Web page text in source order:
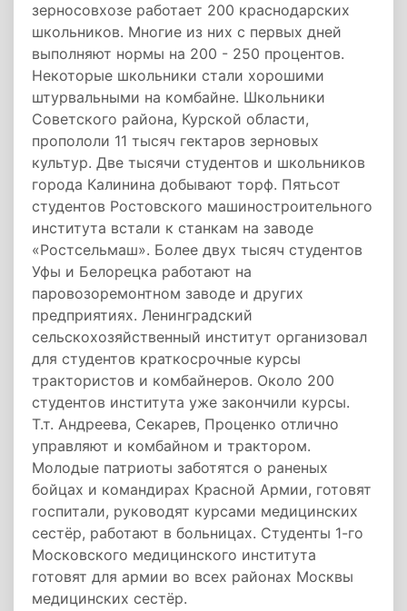
зерносовхозе работает 200 краснодарских
школьников. Многие из них с первых дней
выполняют нормы на 200 - 250 процентов.
Некоторые школьники стали хорошими
штурвальными на комбайне. Школьники
Советского района, Курской области,
пропололи 11 тысяч гектаров зерновых
культур. Две тысячи студентов и школьников
города Калинина добывают торф. Пятьсот
студентов Ростовского машиностроительного
института встали к станкам на заводе
«Ростсельмаш». Более двух тысяч студентов
Уфы и Белорецка работают на
паровозоремонтном заводе и других
предприятиях. Ленинградский
сельскохозяйственный институт организовал
для студентов краткосрочные курсы
трактористов и комбайнеров. Около 200
студентов института уже закончили курсы.
Т.т. Андреева, Секарев, Проценко отлично
управляют и комбайном и трактором.
Молодые патриоты заботятся о раненых
бойцах и командирах Красной Армии, готовят
госпитали, руководят курсами медицинских
сестёр, работают в больницах. Студенты 1-го
Московского медицинского института
готовят для армии во всех районах Москвы
медицинских сестёр.